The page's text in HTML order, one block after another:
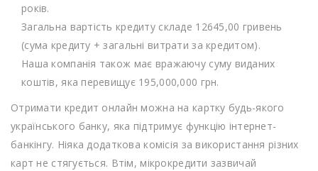
років.
Загальна вартість кредиту складе 12645,00 гривень
(сума кредиту + загальні витрати за кредитом).
Наша компанія також має вражаючу суму виданих
коштів, яка перевищує 195,000,000 грн.
Отримати кредит онлайн можна на картку будь-якого
українського банку, яка підтримує функцію інтернет-
банкінгу. Ніяка додаткова комісія за використання різних
карт не стягується. Втім, мікрокредити зазвичай